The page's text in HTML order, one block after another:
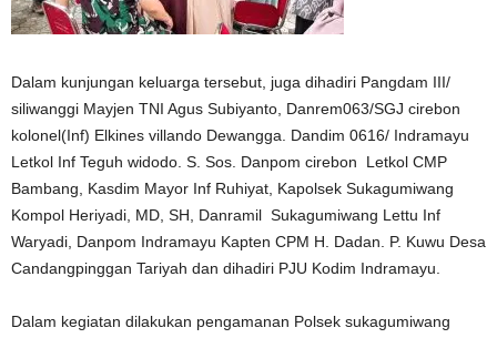
Dalam kunjungan keluarga tersebut, juga dihadiri Pangdam III/
siliwanggi Mayjen TNI Agus Subiyanto, Danrem063/SGJ cirebon
kolonel(Inf) Elkines villando Dewangga. Dandim 0616/ Indramayu
Letkol Inf Teguh widodo. S. Sos. Danpom cirebon Letkol CMP
Bambang, Kasdim Mayor Inf Ruhiyat, Kapolsek Sukagumiwang
Kompol Heriyadi, MD, SH, Danramil Sukagumiwang Lettu Inf
Waryadi, Danpom Indramayu Kapten CPM H. Dadan. P. Kuwu Desa
Candangpinggan Tariyah dan dihadiri PJU Kodim Indramayu.
Dalam kegiatan dilakukan pengamanan Polsek sukagumiwang